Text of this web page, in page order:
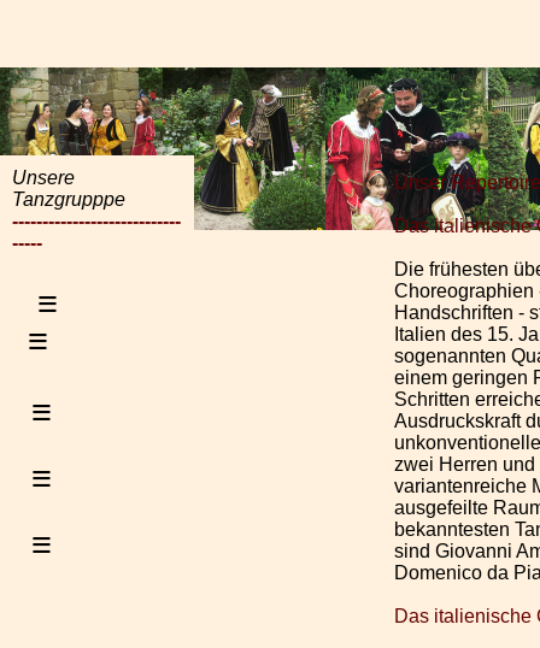
Unsere
Tanzgrupppe
----------------------------
-----
≡
≡
≡
≡
≡
Unser Repertoire
Das italienische
Die frühesten
Choreographien
Handschriften -
Italien des 15.
sogenannten
einem geringen
Schritten
Ausdruckskraft
zwei Herren
variantenreiche
ausgefeilte
bekanntesten
sind Giovanni
Domenico da
Das italienische